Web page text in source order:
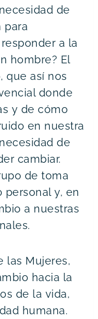
de
para
a la
hombre? El
que así nos
donde
y de cómo
en nuestra
de
cambiar.
de toma
personal y, en
a nuestras
las Mujeres,
hacia la
de la vida,
humana.